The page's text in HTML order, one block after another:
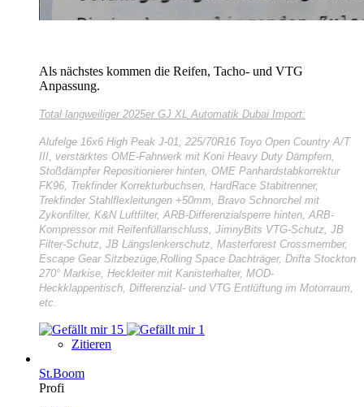
Als nächstes kommen die Reifen, Tacho- und VTG
Anpassung.
Total langweiliger 2025er GJ XL Automatik Dubai Import:
Alufelge 16x6 High Peak J-01, 225/70R16 Toyo Open Country A/T
III, verstärktes OME-Fahrwerk mit Koni Heavy Duty Dämpfern,
Stoßdämpfer Repositionierer hinten, OME Panhardstabkorrektur
FK96, Trekfinder Korrekturbuchsen, HardRace Stabitrenner,
Trekfinder Stahlflexleitungen +50mm, Bravo Schnorchel mit
Zykonfilter, K&N Luftfilter, ARB-Differenzialsperre hinten, ARB-
Kompressor mit Reifenfüllanschluss, JimnyBits VTG-Schutz, JB
Filter-Schutz, JB Längslenkerschutz, Masterforest Crossmember,
Escape Gear Sitzbezüge,Rolling Space Dachträger, Drifta Stockton
270° Markise, Heckleiter mit Kanisterhalter, MOD-
Heckklappentisch, Differenzial- und VTG Entlüftung im Motorraum,
etc.
15
1
Zitieren
St.Boom
Profi